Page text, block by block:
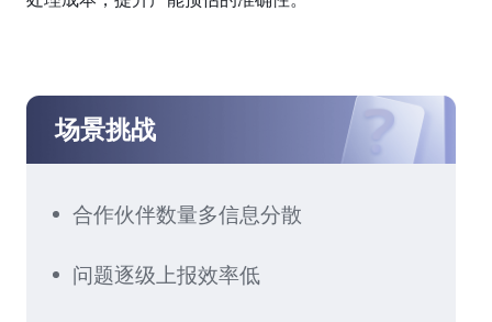
场景挑战
合作伙伴数量多信息分散
问题逐级上报效率低